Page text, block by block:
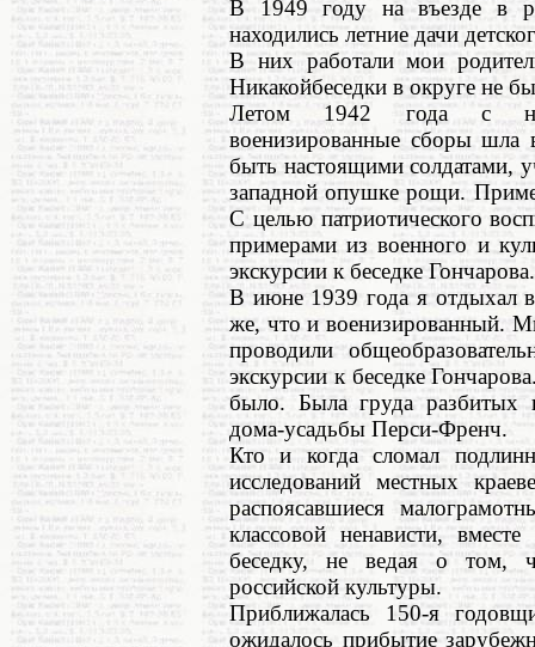
В 1949 году на въезде в
находились летние дачи
В них работали мои
Никакойбеседки в округе не
Летом 1942 года с
военизированные сборы шла
быть настоящими солдатами,
западной опушке рощи.
С целью патриотического
примерами из военного и
экскурсии к беседке
В июне 1939 года я отдыхал в
же, что и военизированный.
проводили
экскурсии к беседке
было. Была груда разбитых
дома-усадьбы Перси-Френч.
Кто и когда сломал
исследований местных
распоясавшиеся
классовой ненависти,
беседку, не ведая о том,
российской культуры.
Приближалась 150-я
ожидалось прибытие